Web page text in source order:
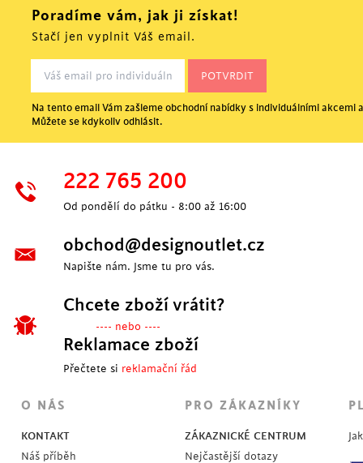
Poradíme vám, jak ji získat!
Stačí jen vyplnit Váš email.
Na tento email Vám zašleme obchodní nabídky s individuálními akcemi
Můžete se kdykoliv odhlásit.
222 765 200
Od pondělí do pátku - 8:00 až 16:00
obchod@designoutlet.cz
Napište nám. Jsme tu pro vás.
Chcete zboží vrátit?
---- nebo ----
Reklamace zboží
Přečtete si reklamační řád
O NÁS
KONTAKT
Náš příběh
PRO ZÁKAZNÍKY
ZÁKAZNICKÉ CENTRUM
Nejčastější dotazy